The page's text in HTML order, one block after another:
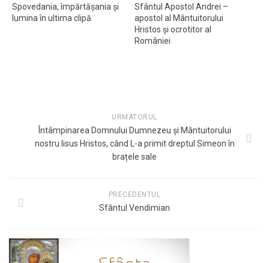
Interviuri
Spovedania, împărtășania și
lumina în ultima clipă
Sfântul Apostol Andrei –
apostol al Mântuitorului
Hristos și ocrotitor al
României
URMATORUL
Întâmpinarea Domnului Dumnezeu și Mântuitorului
nostru Iisus Hristos, când L-a primit dreptul Simeon în
brațele sale
PRECEDENTUL
Sfântul Vendimian